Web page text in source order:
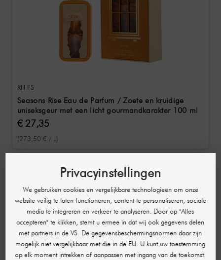
RIIFFS
Seasons Rise Eau de Parfum / Zoete en kruidige
uniseksgeur met een licht gourmandkarakter 100 ml
€ 27,35
(273,50 € / L)
Privacyinstellingen
We gebruiken cookies en vergelijkbare technologieën om onze
website veilig te laten functioneren, content te personaliseren, sociale
media te integreren en verkeer te analyseren. Door op "Alles
accepteren" te klikken, stemt u ermee in dat wij ook gegevens delen
met partners in de VS. De gegevensbeschermingsnormen daar zijn
mogelijk niet vergelijkbaar met die in de EU. U kunt uw toestemming
op elk moment intrekken of aanpassen met ingang van de toekomst.